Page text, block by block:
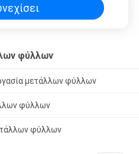
φύλλων
μετάλλων φύλλων
φύλλων
φύλλων